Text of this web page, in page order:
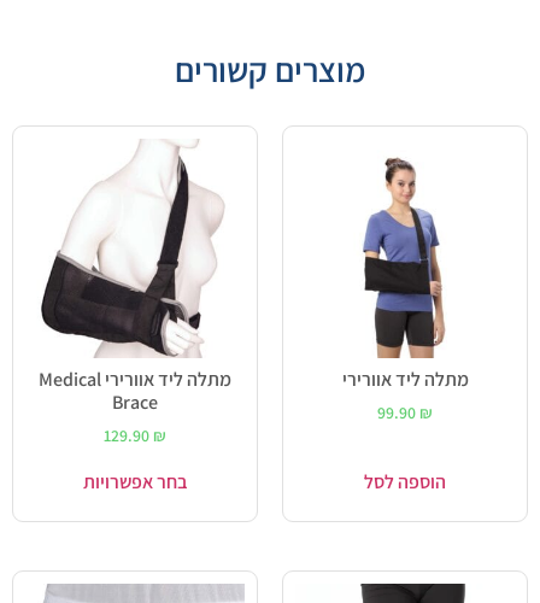
מוצרים קשורים
מתלה ליד אוורירי
99.90 ₪
הוספה לסל
מתלה ליד אוורירי Medical
Brace
129.90 ₪
בחר אפשרויות